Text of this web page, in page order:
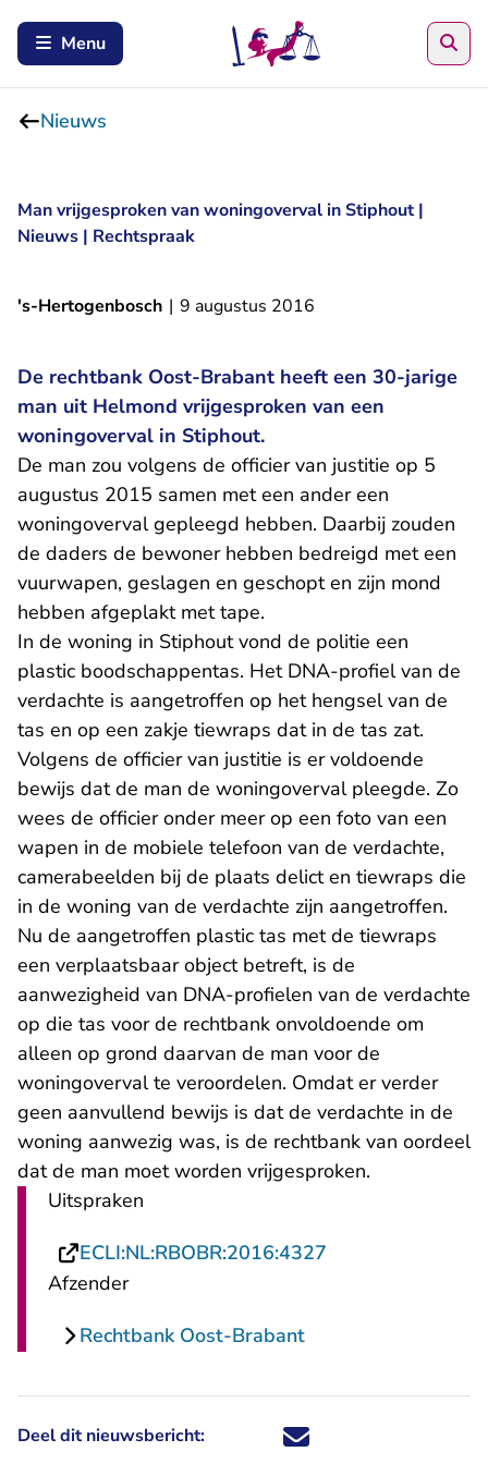
Menu
Nieuws
Man vrijgesproken van woningoverval in Stiphout |
Nieuws | Rechtspraak
's-Hertogenbosch | 9 augustus 2016
De rechtbank Oost-Brabant heeft een 30-jarige
man uit Helmond vrijgesproken van een
woningoverval in Stiphout.
De man zou volgens de officier van justitie op 5
augustus 2015 samen met een ander een
woningoverval gepleegd hebben. Daarbij zouden
de daders de bewoner hebben bedreigd met een
vuurwapen, geslagen en geschopt en zijn mond
hebben afgeplakt met tape.
In de woning in Stiphout vond de politie een
plastic boodschappentas. Het DNA-profiel van de
verdachte is aangetroffen op het hengsel van de
tas en op een zakje tiewraps dat in de tas zat.
Volgens de officier van justitie is er voldoende
bewijs dat de man de woningoverval pleegde. Zo
wees de officier onder meer op een foto van een
wapen in de mobiele telefoon van de verdachte,
camerabeelden bij de plaats delict en tiewraps die
in de woning van de verdachte zijn aangetroffen.
Nu de aangetroffen plastic tas met de tiewraps
een verplaatsbaar object betreft, is de
aanwezigheid van DNA-profielen van de verdachte
op die tas voor de rechtbank onvoldoende om
alleen op grond daarvan de man voor de
woningoverval te veroordelen. Omdat er verder
geen aanvullend bewijs is dat de verdachte in de
woning aanwezig was, is de rechtbank van oordeel
dat de man moet worden vrijgesproken.
Uitspraken
ECLI:NL:RBOBR:2016:4327
Afzender
Rechtbank Oost-Brabant
Deel dit nieuwsbericht: Deel dit nieuwsbericht via X -
Deel dit nieuwsbericht via
Deel dit nieuwsbericht
Deel dit